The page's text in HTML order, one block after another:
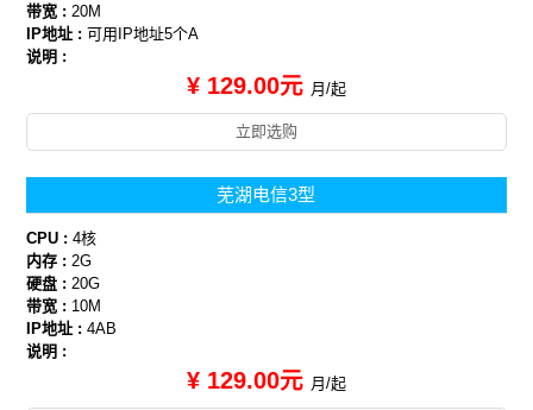
带宽 : 20M
IP地址 :可用IP地址5个A
说明 :
¥ 129.00元 月/起
立即选购
芜湖电信3型
CPU :4核
内存 :2G
硬盘 :20G
带宽 : 10M
IP地址 :4AB
说明 :
¥ 129.00元 月/起